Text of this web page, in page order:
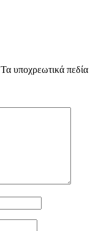
Τα υποχρεωτικά πεδία